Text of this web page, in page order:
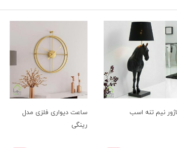
نیم تنه اسب
ساعت دیواری فلزی مدل
رینگی